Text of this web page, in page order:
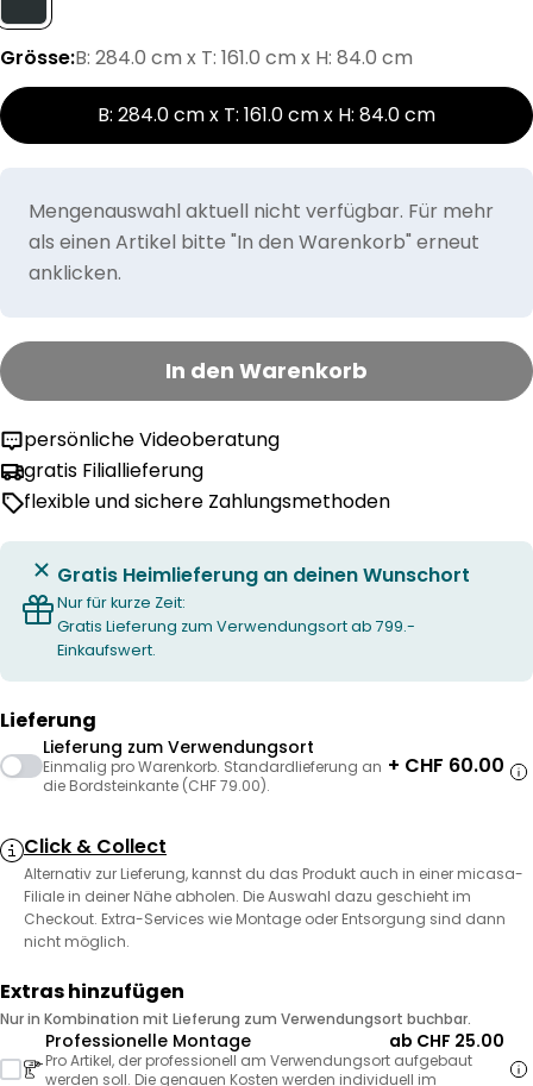
Grösse:B: 284.0 cm x T: 161.0 cm x H: 84.0 cm
B: 284.0 cm x T: 161.0 cm x H: 84.0 cm
Mengenauswahl aktuell nicht verfügbar. Für mehr
als einen Artikel bitte "In den Warenkorb" erneut
anklicken.
In den Warenkorb
persönliche Videoberatung
gratis Filiallieferung
flexible und sichere Zahlungsmethoden
Gratis Heimlieferung an deinen Wunschort
Nur für kurze Zeit:
Gratis Lieferung zum Verwendungsort ab 799.-
Einkaufswert.
Lieferung
Lieferung zum Verwendungsort
Einmalig pro Warenkorb. Standardlieferung an
die Bordsteinkante (CHF 79.00).
+ CHF 60.00
Click & Collect
Alternativ zur Lieferung, kannst du das Produkt auch in einer micasa-
Filiale in deiner Nähe abholen. Die Auswahl dazu geschieht im
Checkout. Extra-Services wie Montage oder Entsorgung sind dann
nicht möglich.
Extras hinzufügen
Nur in Kombination mit Lieferung zum Verwendungsort buchbar.
Professionelle Montage ab CHF 25.00
Pro Artikel, der professionell am Verwendungsort aufgebaut
werden soll. Die genauen Kosten werden individuell im